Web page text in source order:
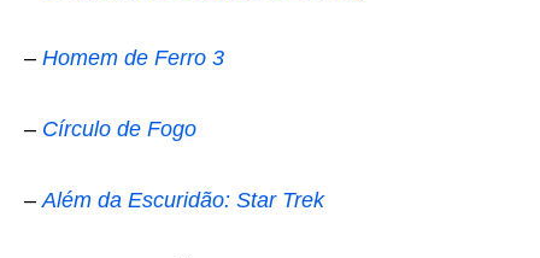
– Homem de Ferro 3
– Círculo de Fogo
–Além da Escuridão: Star Trek